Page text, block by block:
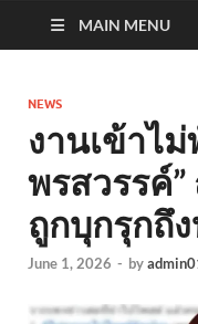
MAIN MENU
NEWS
งานเข้าไ
พรสวรรค์
ถูกบุกรุกถึ
June 1, 2026 - by